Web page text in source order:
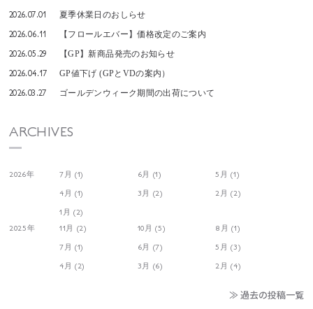
2026.07.01 夏季休業日のおしらせ
2026.06.11 【フロールエバー】価格改定のご案内
2026.05.29 【GP】新商品発売のお知らせ
2026.04.17 GP値下げ (GPとVDの案内）
2026.03.27 ゴールデンウィーク期間の出荷について
ARCHIVES
2026年 7月 (1) 6月 (1)
5月 (1)
4月 (1)
3月 (2)
2月 (2)
1月 (2)
2025年
11月 (2) 10月 (5)
8月 (1)
7月 (1)
6月 (7)
5月 (3)
4月 (2)
3月 (6) 2月 (4)
≫ 過去の投稿一覧